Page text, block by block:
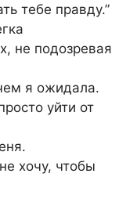
тебе правду.”
не подозревая
я ожидала.
уйти от
хочу, чтобы